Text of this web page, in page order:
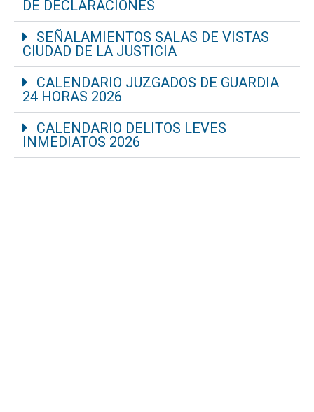
DE DECLARACIONES
SEÑALAMIENTOS SALAS DE VISTAS
CIUDAD DE LA JUSTICIA
CALENDARIO JUZGADOS DE GUARDIA
24 HORAS 2026
CALENDARIO DELITOS LEVES
INMEDIATOS 2026